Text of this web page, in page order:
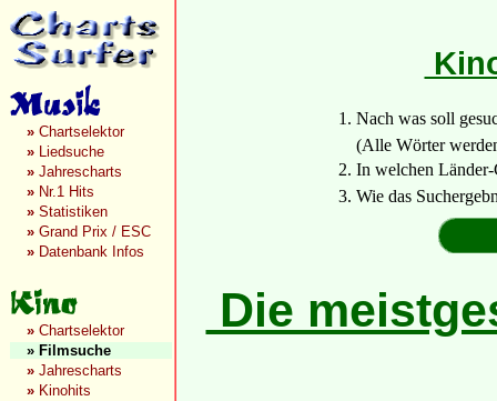
» Chartselektor
» Liedsuche
» Jahrescharts
» Nr.1 Hits
» Statistiken
» Grand Prix / ESC
» Datenbank Infos
» Chartselektor
» Filmsuche
» Jahrescharts
» Kinohits
1. Nach was soll
(Alle Wörter
2. In welchen Länder-
3. Wie das
Die